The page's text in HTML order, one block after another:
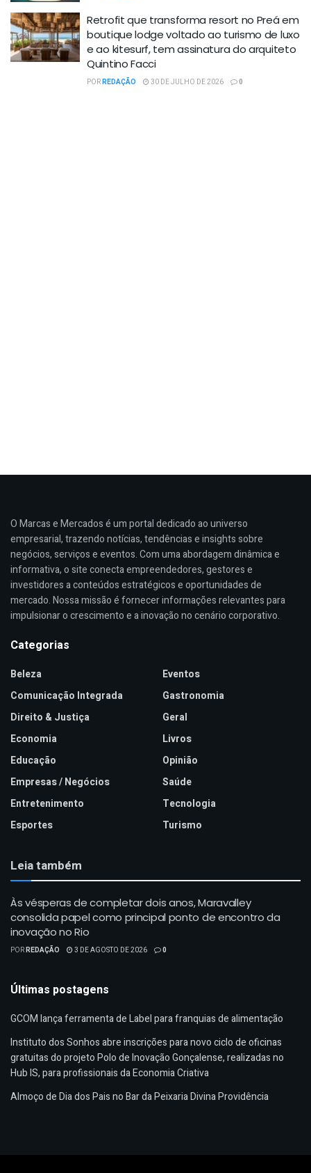
Retrofit que transforma resort no Preá em
boutique lodge voltado ao turismo de luxo
e ao kitesurf, tem assinatura do arquiteto
Quintino Facci
PORREDAÇÃO 30 DE JULHO DE 2026 0
O Marcas e Mercados é um portal dedicado ao universo
empresarial, trazendo notícias, tendências e insights sobre
negócios, serviços e eventos. Com uma abordagem dinâmica e
informativa, o site conecta empreendedores, gestores e
investidores a conteúdos estratégicos e oportunidades de
mercado. Nossa missão é fornecer informações relevantes para
impulsionar o crescimento e a inovação no cenário corporativo.
Categorias
Beleza
Comunicação Integrada
Direito & Justiça
Economia
Educação
Empresas / Negócios
Entretenimento
Esportes
Eventos
Gastronomia
Geral
Livros
Opinião
Saúde
Tecnologia
Turismo
Leia também
Às vésperas de completar dois anos, Maravalley
consolida papel como principal ponto de encontro da
inovação no Rio
PORREDAÇÃO 3 DE AGOSTO DE 2026 0
Últimas postagens
GCOM lança ferramenta de Label para franquias de alimentação
Instituto dos Sonhos abre inscrições para novo ciclo de oficinas
gratuitas do projeto Polo de Inovação Gonçalense, realizadas no
Hub IS, para profissionais da Economia Criativa
Almoço de Dia dos Pais no Bar da Peixaria Divina Providência